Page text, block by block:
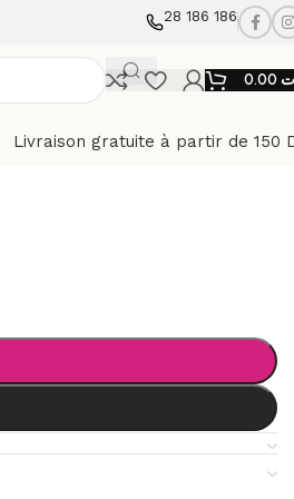
28 186 186
Livraison gratuite à partir de 150